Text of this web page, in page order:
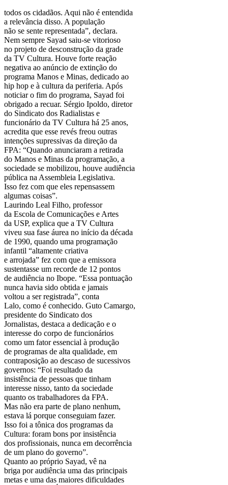
todos os cidadãos. Aqui não é entendida
a relevância disso. A população
não se sente representada”, declara.
Nem sempre Sayad saiu-se vitorioso
no projeto de desconstrução da grade
da TV Cultura. Houve forte reação
negativa ao anúncio de extinção do
programa Manos e Minas, dedicado ao
hip hop e à cultura da periferia. Após
noticiar o fim do programa, Sayad foi
obrigado a recuar. Sérgio Ipoldo, diretor
do Sindicato dos Radialistas e
funcionário da TV Cultura há 25 anos,
acredita que esse revés freou outras
intenções supressivas da direção da
FPA: “Quando anunciaram a retirada
do Manos e Minas da programação, a
sociedade se mobilizou, houve audiência
pública na Assembleia Legislativa.
Isso fez com que eles repensassem
algumas coisas”.
Laurindo Leal Filho, professor
da Escola de Comunicações e Artes
da USP, explica que a TV Cultura
viveu sua fase áurea no início da década
de 1990, quando uma programação
infantil “altamente criativa
e arrojada” fez com que a emissora
sustentasse um recorde de 12 pontos
de audiência no Ibope. “Essa pontuação
nunca havia sido obtida e jamais
voltou a ser registrada”, conta
Lalo, como é conhecido. Guto Camargo,
presidente do Sindicato dos
Jornalistas, destaca a dedicação e o
interesse do corpo de funcionários
como um fator essencial à produção
de programas de alta qualidade, em
contraposição ao descaso de sucessivos
governos: “Foi resultado da
insistência de pessoas que tinham
interesse nisso, tanto da sociedade
quanto os trabalhadores da FPA.
Mas não era parte de plano nenhum,
estava lá porque conseguiam fazer.
Isso foi a tônica dos programas da
Cultura: foram bons por insistência
dos profissionais, nunca em decorrência
de um plano do governo”.
Quanto ao próprio Sayad, vê na
briga por audiência uma das principais
metas e uma das maiores dificuldades